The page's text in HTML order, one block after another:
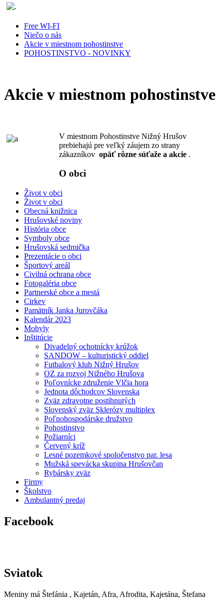
Free WI-FI
Niečo o nás
Akcie v miestnom pohostinstve
POHOSTINSTVO - NOVINKY
Akcie v miestnom pohostinstve
V miestnom Pohostinstve Nižný Hrušov
prebiehajú pre veľký záujem zo strany
zákazníkov opäť rôzne súťaže a akcie .
O obci
Život v obci
Život v obci
Obecná knižnica
Hrušovské noviny
História obce
Symboly obce
Hrušovská sedmička
Prezentácie o obci
Športový areál
Civilná ochrana obce
Fotogaléria obce
Partnerské obce a mestá
Cirkev
Pamätník Janka Jurovčáka
Kalendár 2023
Mohyly
Inštitúcie
Divadelný ochotnícky krúžok
SANDOW – kulturistický oddiel
Futbalový klub Nižný Hrušov
OZ za rozvoj Nižného Hrušova
Poľovnícke združenie Vlčia hora
Jednota dôchodcov Slovenska
Zväz zdravotne postihnutých
Slovenský zväz Sklerózy multiplex
Poľnohospodárske družstvo
Pohostinstvo
Požiarníci
Červený kríž
Lesné pozemkové spoločenstvo par. lesa
Mužská spevácka skupina Hrušovčan
Rybársky zväz
Firmy
Školstvo
Ambulantný predaj
Facebook
Sviatok
Meniny má Štefánia , Kajetán, Afra, Afrodita, Kajetána, Štefana